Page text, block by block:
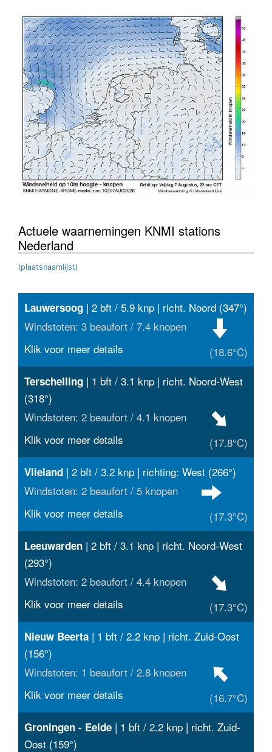
Actuele waarnemingen KNMI stations
Nederland
(plaatsnaamlijst)
Lauwersoog | 2 bft / 5.9 knp | richt. Noord (347°)
Windstoten: 3 beaufort / 7.4 knopen
(18.6°C)
Klik voor meer details
Terschelling | 1 bft / 3.1 knp | richt. Noord-West
(318°)
Windstoten: 2 beaufort / 4.1 knopen
(17.8°C)
Klik voor meer details
Vlieland | 2 bft / 3.2 knp | richting: West (266°)
Windstoten: 2 beaufort / 5 knopen
(17.3°C)
Klik voor meer details
Leeuwarden | 2 bft / 3.1 knp | richt. Noord-West
(293°)
Windstoten: 2 beaufort / 4.4 knopen
(17.3°C)
Klik voor meer details
Nieuw Beerta | 1 bft / 2.2 knp | richt. Zuid-Oost
(156°)
Windstoten: 1 beaufort / 2.8 knopen
(16.7°C)
Klik voor meer details
Groningen - Eelde | 1 bft / 2.2 knp | richt. Zuid-
Oost (159°)